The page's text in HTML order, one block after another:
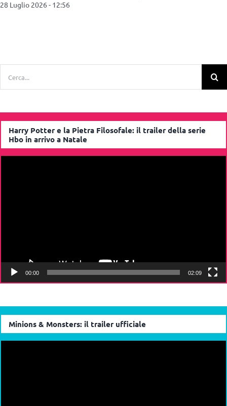
Harry Potter e la Pietra Filosofale: il trailer della serie
Hbo in arrivo a Natale
00:00 02:09
Minions & Monsters: il trailer ufficiale